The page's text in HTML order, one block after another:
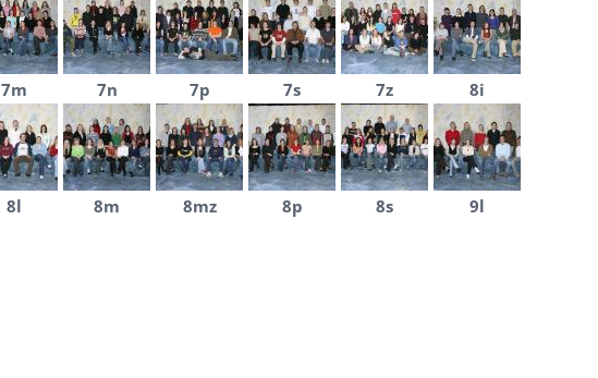
7m 7n 7p 7s 7z 8i
8l 8m 8mz 8p 8s 9l